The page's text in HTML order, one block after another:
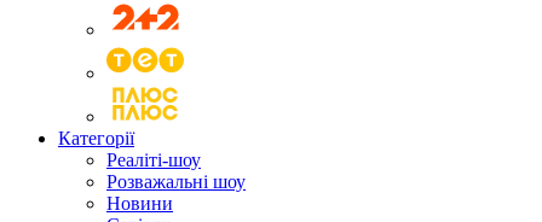
Категорії
Реаліті-шоу
Розважальні шоу
Новини